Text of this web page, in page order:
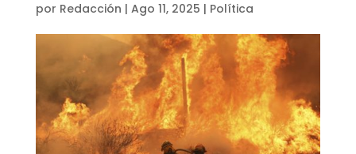
por Redacción | Ago 11, 2025 | Política